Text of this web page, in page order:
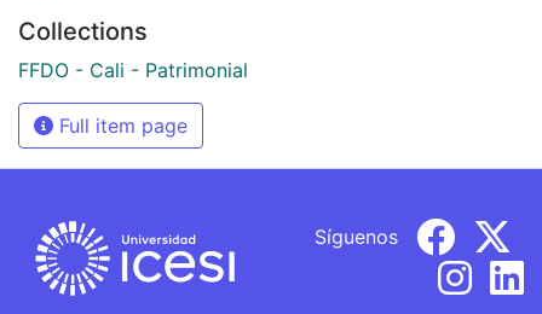
Collections
FFDO - Cali - Patrimonial
Full item page
Síguenos